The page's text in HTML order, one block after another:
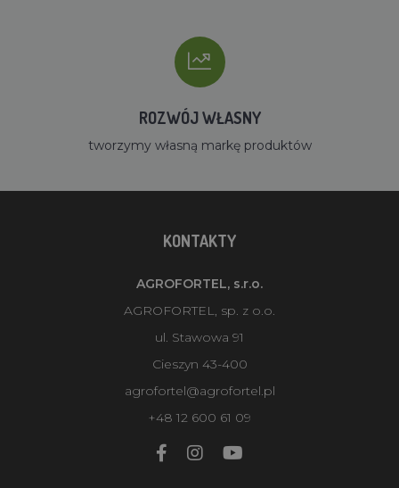
ROZWÓJ WŁASNY
tworzymy własną markę produktów
KONTAKTY
AGROFORTEL, s.r.o.
AGROFORTEL, sp. z o.o.
ul. Stawowa 91
Cieszyn 43-400
agrofortel@agrofortel.pl
+48 12 600 61 09